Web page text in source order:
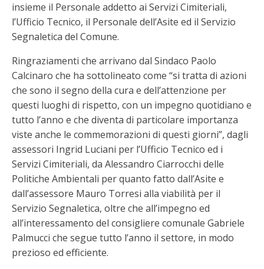
insieme il Personale addetto ai Servizi Cimiteriali,
l’Ufficio Tecnico, il Personale dell’Asite ed il Servizio
Segnaletica del Comune.
Ringraziamenti che arrivano dal Sindaco Paolo
Calcinaro che ha sottolineato come “si tratta di azioni
che sono il segno della cura e dell’attenzione per
questi luoghi di rispetto, con un impegno quotidiano e
tutto l’anno e che diventa di particolare importanza
viste anche le commemorazioni di questi giorni”, dagli
assessori Ingrid Luciani per l’Ufficio Tecnico ed i
Servizi Cimiteriali, da Alessandro Ciarrocchi delle
Politiche Ambientali per quanto fatto dall’Asite e
dall’assessore Mauro Torresi alla viabilità per il
Servizio Segnaletica, oltre che all’impegno ed
all’interessamento del consigliere comunale Gabriele
Palmucci che segue tutto l’anno il settore, in modo
prezioso ed efficiente.